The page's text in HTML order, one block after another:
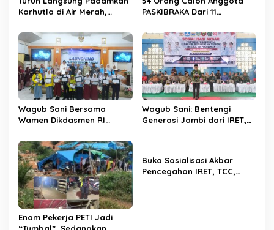
Karhutla di Air Merah,
Sudah 3 Hari, Gambut Sulit
Dipadamkan
PASKIBRAKA Dari 11
Jambi Jalani Pemusatan
Dan Pelatihan
Wagub Sani Bersama
Wamen Dikdasmen RI
Pintar, Dorong
Transformasi Digital
Pendidikan di Jambi
Wagub Sani: Bentengi
Generasi Jambi dari IRET,
Enam Pekerja PETI Jadi
“Tumbal”, Sedangkan
Buka Sosialisasi Akbar
Pencegahan IRET, TCC,